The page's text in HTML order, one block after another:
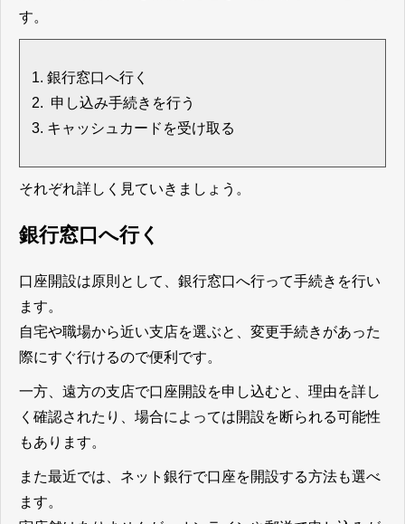
す。
銀行窓口へ行く
申し込み手続きを行う
キャッシュカードを受け取る
それぞれ詳しく見ていきましょう。
銀行窓口へ行く
口座開設は原則として、銀行窓口へ行って手続きを行い
ます。
自宅や職場から近い支店を選ぶと、変更手続きがあった
際にすぐ行けるので便利です。
一方、遠方の支店で口座開設を申し込むと、理由を詳し
く確認されたり、場合によっては開設を断られる可能性
もあります。
また最近では、ネット銀行で口座を開設する方法も選べ
ます。